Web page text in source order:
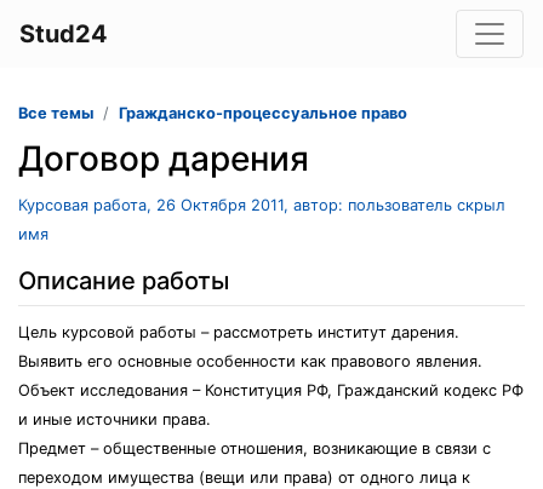
Stud24
Все темы Гражданско-процессуальное право
Договор дарения
Курсовая работа, 26 Октября 2011, автор: пользователь скрыл
имя
Описание работы
Цель курсовой работы – рассмотреть институт дарения.
Выявить его основные особенности как правового явления.
Объект исследования – Конституция РФ, Гражданский кодекс РФ
и иные источники права.
Предмет – общественные отношения, возникающие в связи с
переходом имущества (вещи или права) от одного лица к